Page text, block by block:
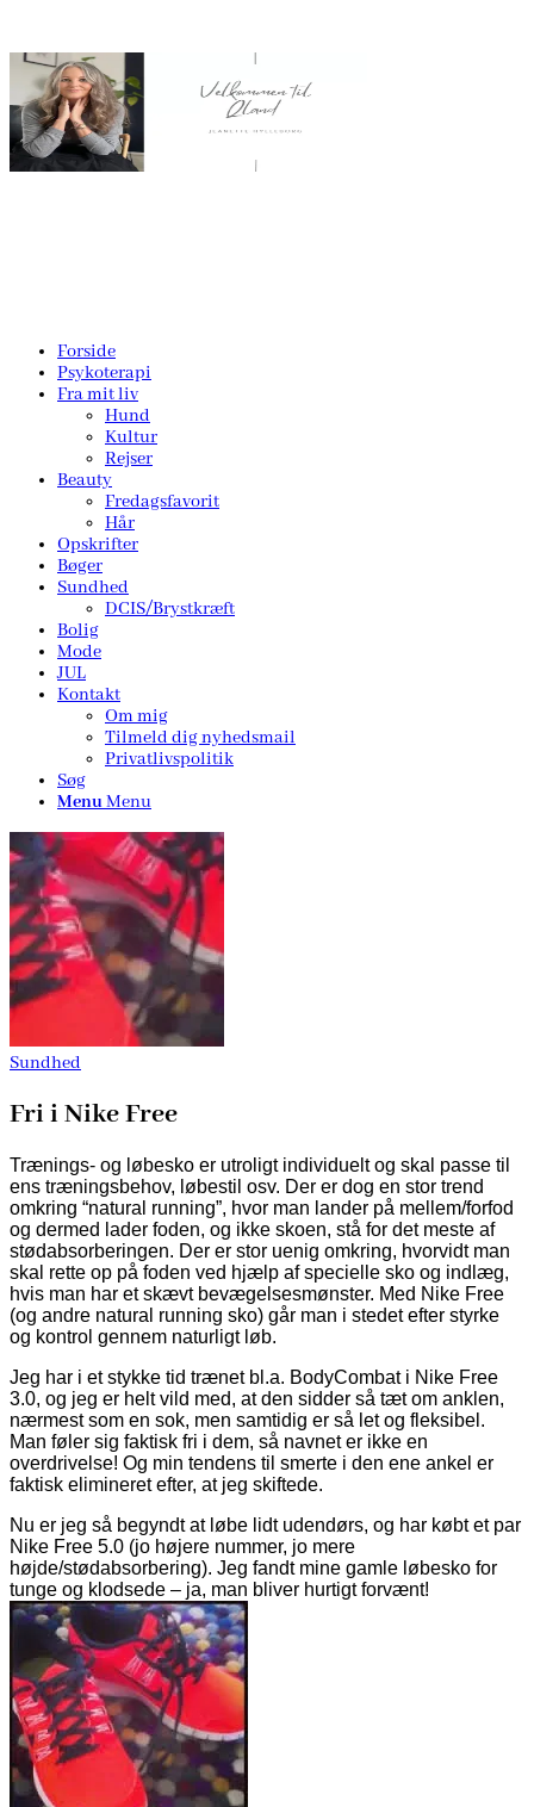
Forside
Psykoterapi
Fra mit liv
Hund
Kultur
Rejser
Beauty
Fredagsfavorit
Hår
Opskrifter
Bøger
Sundhed
DCIS/Brystkræft
Bolig
Mode
JUL
Kontakt
Om mig
Tilmeld dig nyhedsmail
Privatlivspolitik
Søg
MenuMenu
Sundhed
Fri i Nike Free
Trænings- og løbesko er utroligt individuelt og skal passe til
ens træningsbehov, løbestil osv. Der er dog en stor trend
omkring “natural running”, hvor man lander på mellem/forfod
og dermed lader foden, og ikke skoen, stå for det meste af
stødabsorberingen. Der er stor uenig omkring, hvorvidt man
skal rette op på foden ved hjælp af specielle sko og indlæg,
hvis man har et skævt bevægelsesmønster. Med Nike Free
(og andre natural running sko) går man i stedet efter styrke
og kontrol gennem naturligt løb.
Jeg har i et stykke tid trænet bl.a. BodyCombat i Nike Free
3.0, og jeg er helt vild med, at den sidder så tæt om anklen,
nærmest som en sok, men samtidig er så let og fleksibel.
Man føler sig faktisk fri i dem, så navnet er ikke en
overdrivelse! Og min tendens til smerte i den ene ankel er
faktisk elimineret efter, at jeg skiftede.
Nu er jeg så begyndt at løbe lidt udendørs, og har købt et par
Nike Free 5.0 (jo højere nummer, jo mere
højde/stødabsorbering). Jeg fandt mine gamle løbesko for
tunge og klodsede – ja, man bliver hurtigt forvænt!